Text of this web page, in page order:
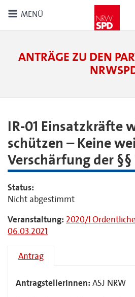
MENÜ
ANTRÄGE ZU DEN
IR-01 Einsatzkräfte
schützen – Keine
Verschärfung der §§
Status:
Nicht abgestimmt
Veranstaltung: 2020/I
06.03.2021
Antrag
AntragstellerInnen: ASJ NRW